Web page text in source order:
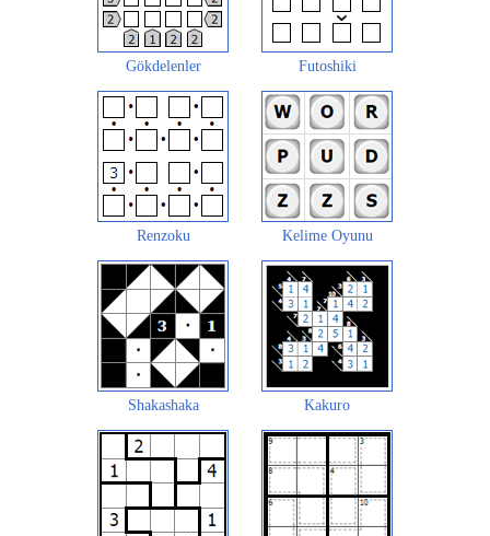
Gökdelenler Futoshiki
Renzoku Kelime Oyunu
Shakashaka Kakuro